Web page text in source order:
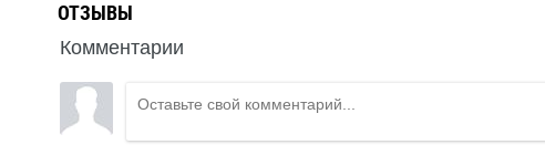
ОТЗЫВЫ
Комментарии